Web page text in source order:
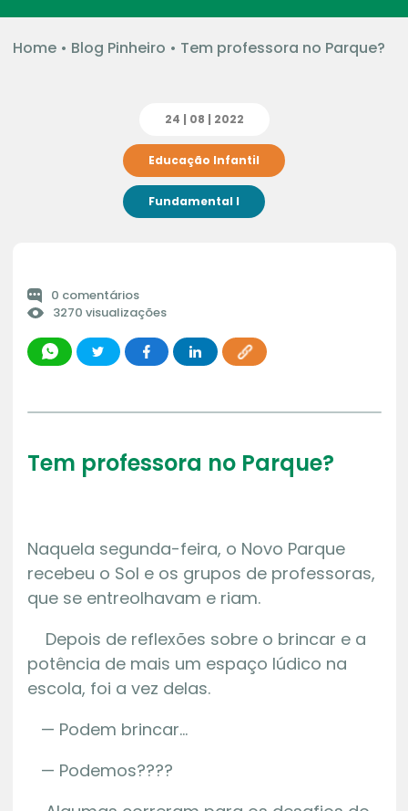
Home• Blog Pinheiro • Tem professora no Parque?
24 | 08 | 2022
Educação Infantil
Fundamental I
0 comentários
3270 visualizações
Tem professora no Parque?
Naquela segunda-feira, o Novo Parque
recebeu o Sol e os grupos de professoras,
que se entreolhavam e riam.
Depois de reflexões sobre o brincar e a
potência de mais um espaço lúdico na
escola, foi a vez delas.
— Podem brincar…
— Podemos????